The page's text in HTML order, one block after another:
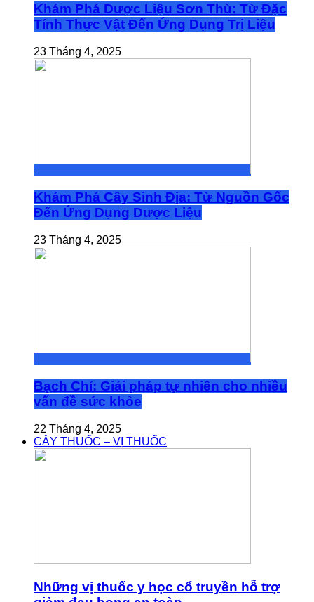
Khám Phá Dược Liệu Sơn Thù: Từ Đặc
Tính Thực Vật Đến Ứng Dụng Trị Liệu
23 Tháng 4, 2025
Khám Phá Cây Sinh Địa: Từ Nguồn Gốc
Đến Ứng Dụng Dược Liệu
23 Tháng 4, 2025
Bạch Chỉ: Giải pháp tự nhiên cho nhiều
vấn đề sức khỏe
22 Tháng 4, 2025
CÂY THUỐC – VỊ THUỐC
Những vị thuốc y học cổ truyền hỗ trợ